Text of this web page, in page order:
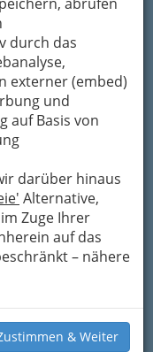
durch das
externer (embed)
und
auf Basis von
darüber hinaus
Alternative,
Zuge Ihrer
auf das
– nähere
& Weiter